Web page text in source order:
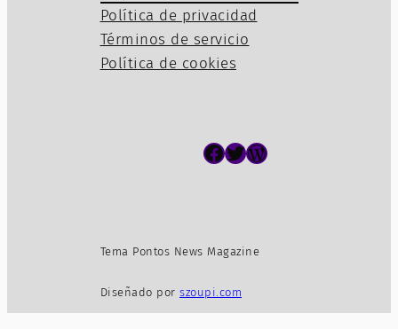
Política de privacidad
Términos de servicio
Política de cookies
Facebook Twitter WordPress
Tema Pontos News Magazine
Diseñado por szoupi.com